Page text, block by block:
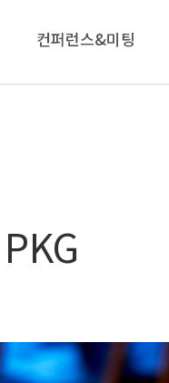
컨퍼런스&미팅